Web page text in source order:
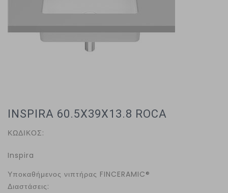
INSPIRA 60.5X39X13.8 ROCA
ΚΩΔΙΚΟΣ:
Inspira
Υποκαθήμενος νιπτήρας FINCERAMIC®
Διαστάσεις: